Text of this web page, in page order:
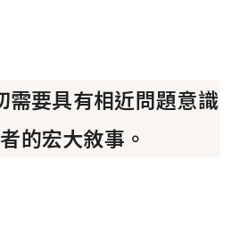
需要具有相近問題意識
的宏大敘事。